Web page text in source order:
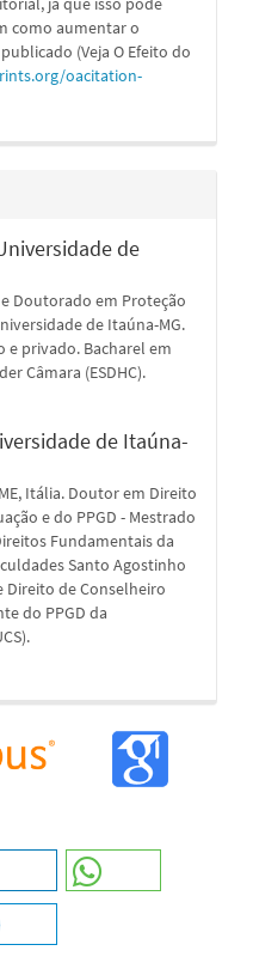
como aumentar o
(Veja O Efeito do
oacitation-
de
Doutorado em Proteção
de Itaúna-MG.
e privado. Bacharel em
Câmara (ESDHC).
de Itaúna-
Itália. Doutor em Direito
e do PPGD - Mestrado
Fundamentais da
Santo Agostinho
Direito de Conselheiro
do PPGD da